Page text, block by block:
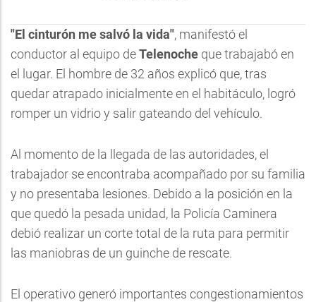
"El cinturón me salvó la vida", manifestó el
conductor al equipo deTelenoche que trabajabó en
el lugar. El hombre de 32 años explicó que, tras
quedar atrapado inicialmente en el habitáculo, logró
romper un vidrio y salir gateando del vehículo.
Al momento de la llegada de las autoridades, el
trabajador se encontraba acompañado por su familia
y no presentaba lesiones. Debido a la posición en la
que quedó la pesada unidad, la Policía Caminera
debió realizar un corte total de la ruta para permitir
las maniobras de un guinche de rescate.
El operativo generó importantes congestionamientos